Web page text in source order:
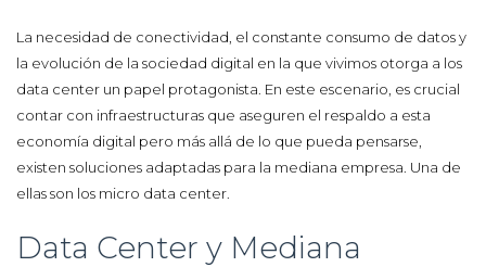
La necesidad de conectividad, el constante consumo de datos y
la evolución de la sociedad digital en la que vivimos otorga a los
data center un papel protagonista. En este escenario, es crucial
contar con infraestructuras que aseguren el respaldo a esta
economía digital pero más allá de lo que pueda pensarse,
existen soluciones adaptadas para la mediana empresa. Una de
ellas son los micro data center.
Data Center y Mediana